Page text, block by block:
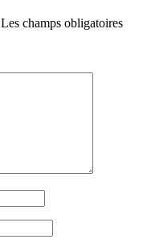
Les champs obligatoires